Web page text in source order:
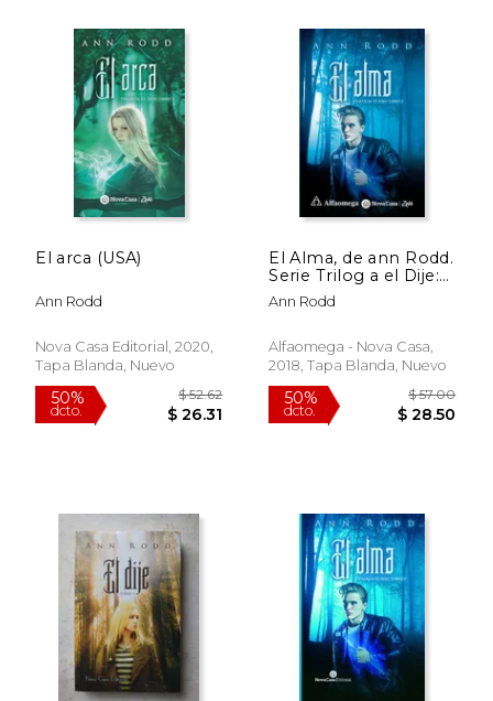
$
El arca (USA)
Ann Rodd
Nova Casa Editorial, 2020,
Tapa Blanda, Nuevo
El Alma, de ann Rodd.
Serie Trilog a el Dije:
Libro 2 Editorial
Alfaomega - Nova
Edici n 1 en Espa ol,
2018
Ann Rodd
Alfaomega - Nova Casa,
2018, Tapa Blanda, Nuevo